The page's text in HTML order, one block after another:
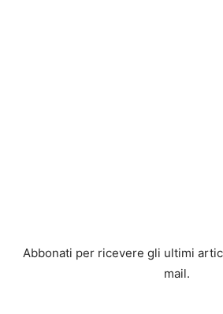
Abbonati per ricevere gli ultimi
mail.